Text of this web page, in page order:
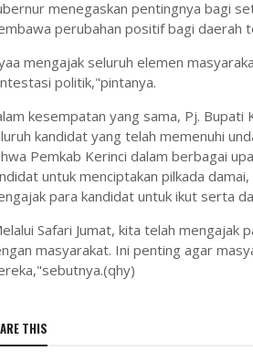
menegaskan pentingnya bagi
perubahan positif bagi daerah
mengajak seluruh elemen
politik,"pintanya.
kesempatan yang sama, Pj.
kandidat yang telah memenuhi
Pemkab Kerinci dalam berbagai
untuk menciptakan pilkada
para kandidat untuk ikut serta
Safari Jumat, kita telah mengajak
masyarakat. Ini penting agar
THIS